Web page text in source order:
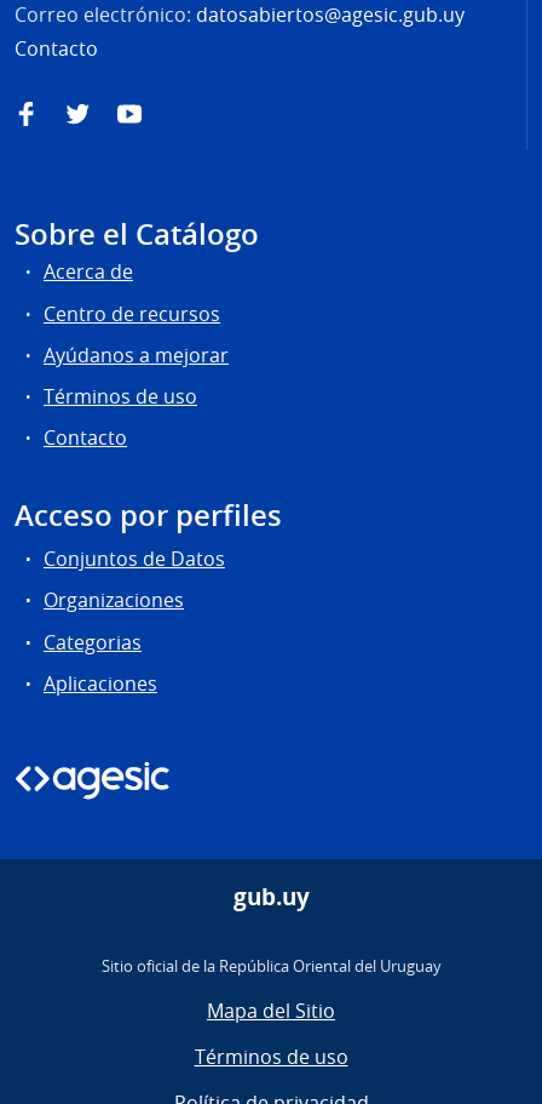
Correo electrónico: datosabiertos@agesic.gub.uy
Contacto
FacebookTwitterYouTube
Sobre el Catálogo
Acerca de
Centro de recursos
Ayúdanos a mejorar
Términos de uso
Contacto
Acceso por perfiles
Conjuntos de Datos
Organizaciones
Categorias
Aplicaciones
gub.uy
Sitio oficial de la República Oriental del Uruguay
Mapa del Sitio
Términos de uso